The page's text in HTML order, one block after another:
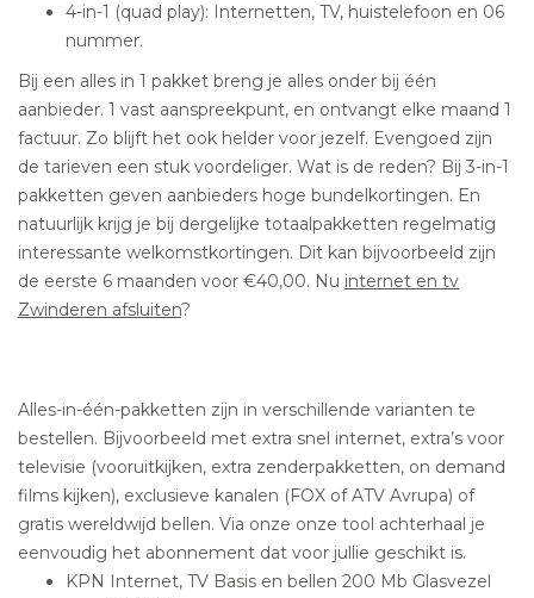
4-in-1 (quad play): Internetten, TV, huistelefoon en 06
nummer.
Bij een alles in 1 pakket breng je alles onder bij één
aanbieder. 1 vast aanspreekpunt, en ontvangt elke maand 1
factuur. Zo blijft het ook helder voor jezelf. Evengoed zijn
de tarieven een stuk voordeliger. Wat is de reden? Bij 3-in-1
pakketten geven aanbieders hoge bundelkortingen. En
natuurlijk krijg je bij dergelijke totaalpakketten regelmatig
interessante welkomstkortingen. Dit kan bijvoorbeeld zijn
de eerste 6 maanden voor €40,00. Nu internet en tv
Zwinderen afsluiten?
Alles-in-één-pakketten zijn in verschillende varianten te
bestellen. Bijvoorbeeld met extra snel internet, extra’s voor
televisie (vooruitkijken, extra zenderpakketten, on demand
films kijken), exclusieve kanalen (FOX of ATV Avrupa) of
gratis wereldwijd bellen. Via onze onze tool achterhaal je
eenvoudig het abonnement dat voor jullie geschikt is.
KPN Internet, TV Basis en bellen 200 Mb Glasvezel